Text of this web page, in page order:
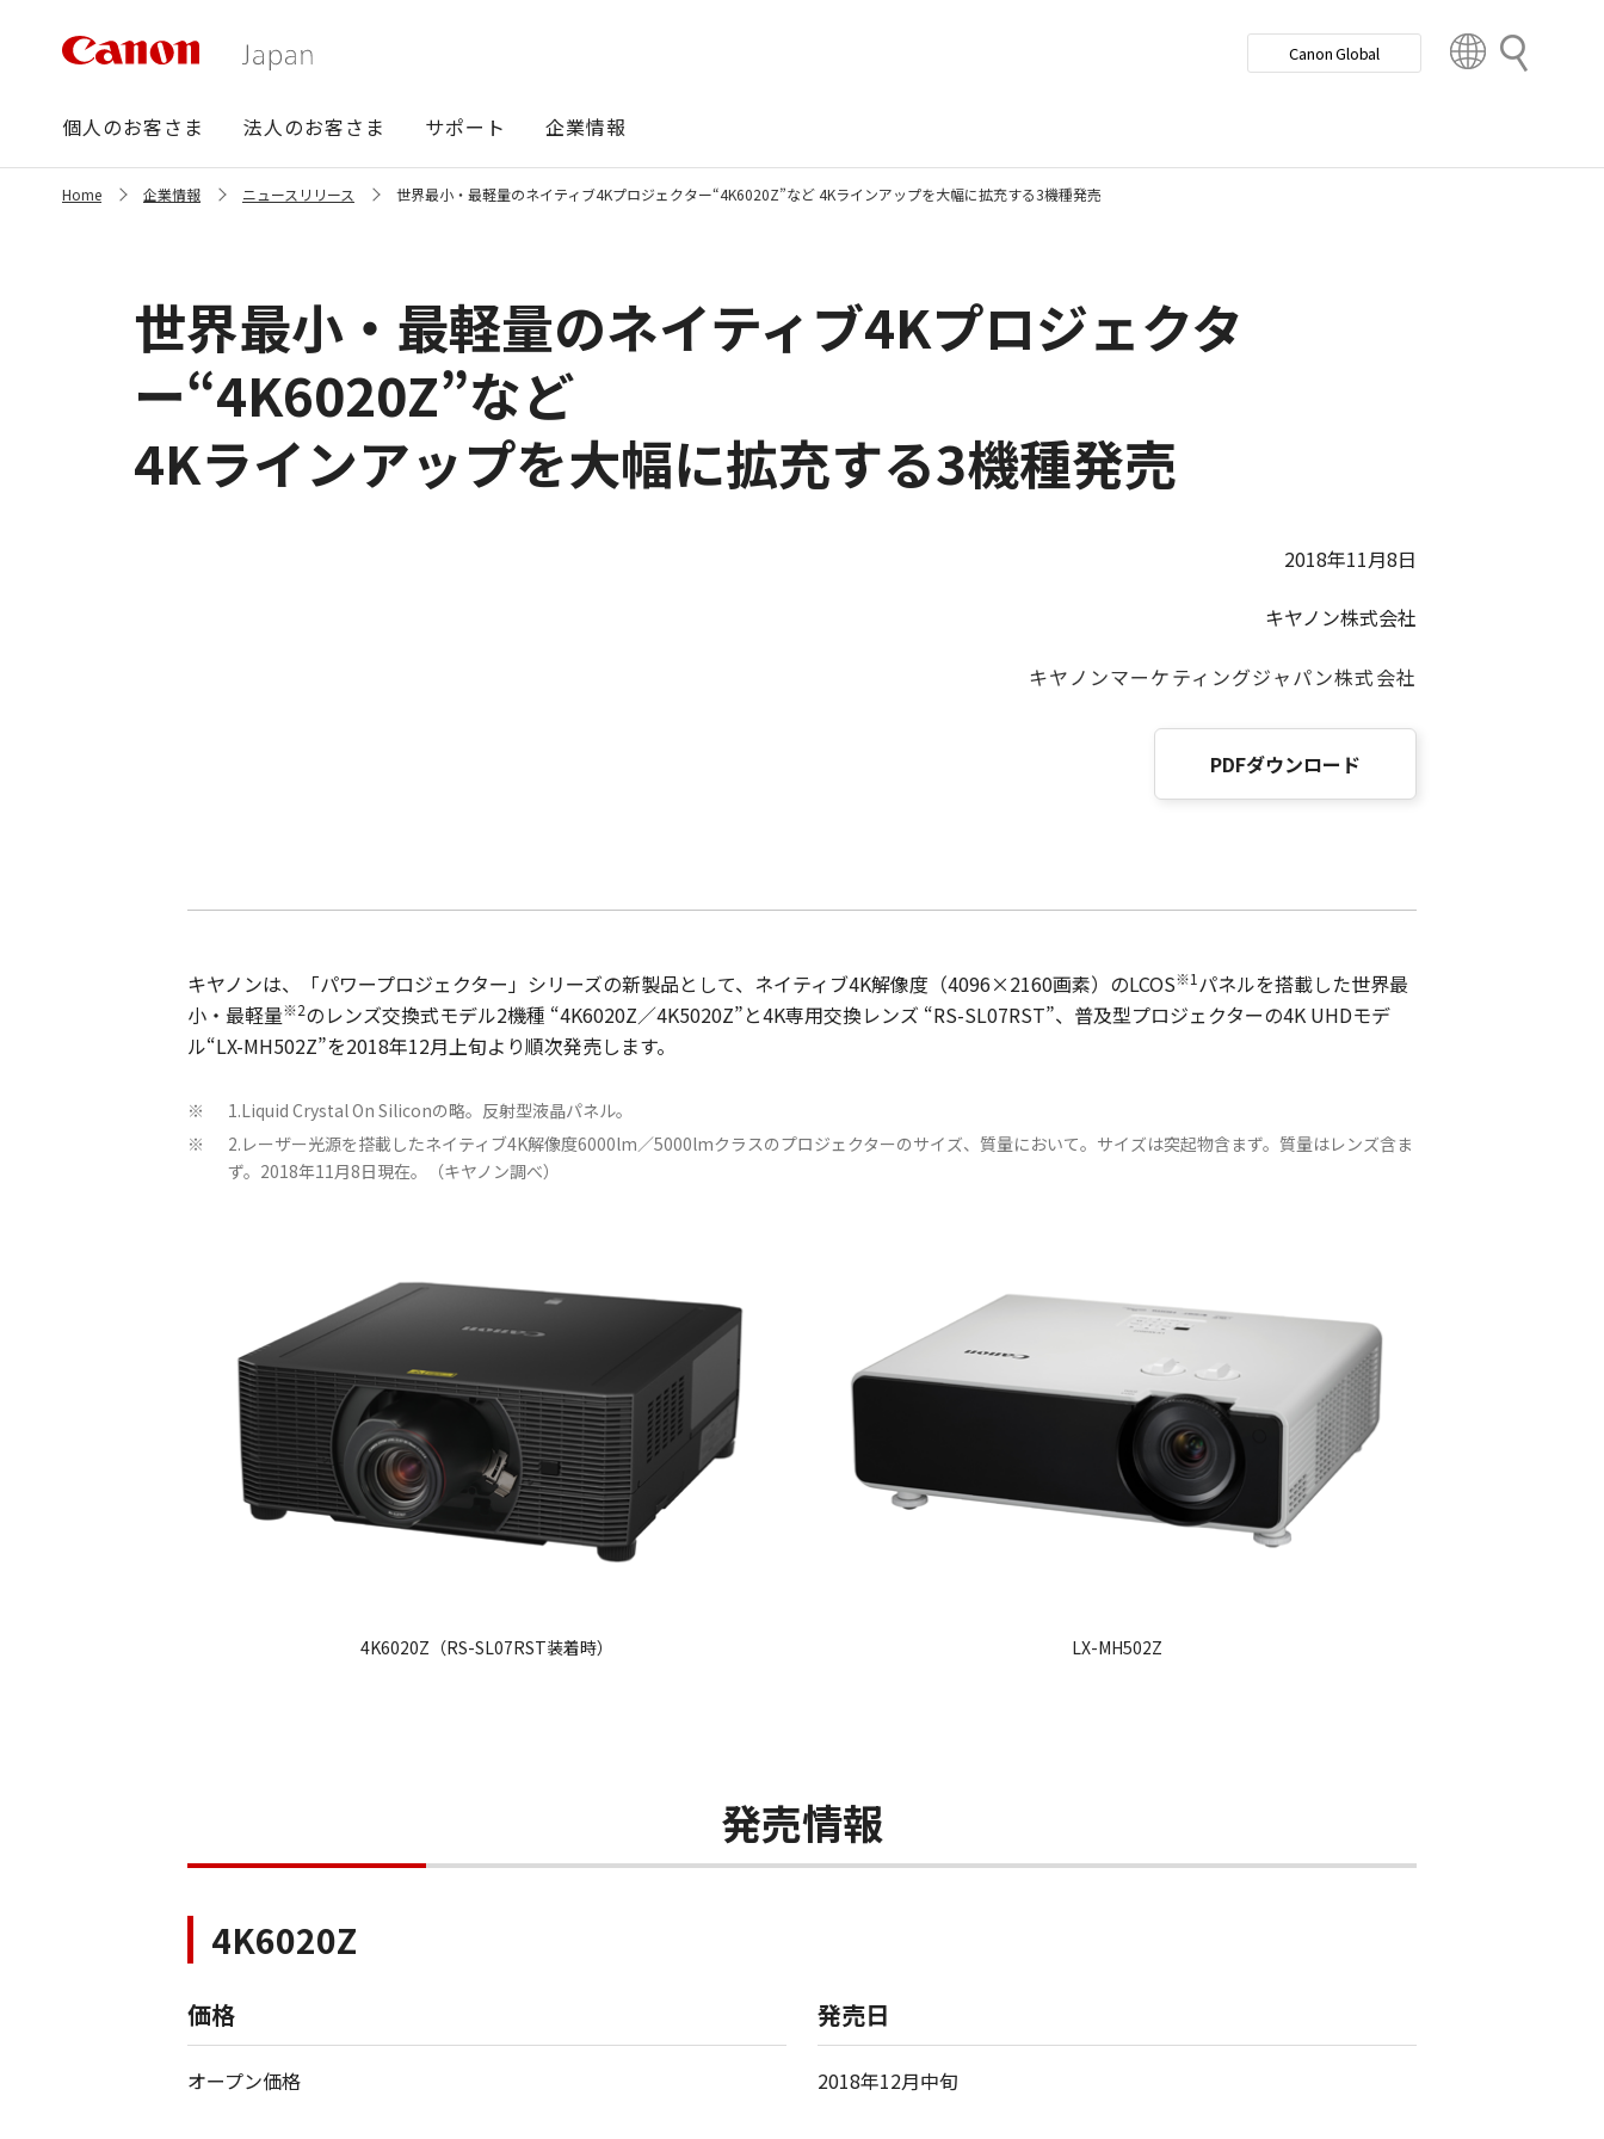
検
グ
ロ
ー
バ
個人のお客さま 法人のお客さま サポート 企業情報
Canon Global
t
Home 企業情報 ニュースリリース 世界最小・最軽量のネイティブ4Kプロジェクター“4K6020Z”など 4Kラインアップを大幅に拡充する3機種発売
世界最小・最軽量のネイティブ4Kプロジェクタ
ー“4K6020Z”など
4Kラインアップを大幅に拡充する3機種発売
2018年11月8日
キヤノン株式会社
キヤノンマーケティングジャパン株式会社
PDFダウンロード
キヤノンは、「パワープロジェクター」シリーズの新製品として、ネイティブ4K解像度（4096×2160画素）のLCOS※1 パネルを搭載した世界最
小・最軽量※2のレンズ交換式モデル2機種 “4K6020Z／4K5020Z”と4K専用交換レンズ “RS-SL07RST”、普及型プロジェクターの4K UHDモデ
ル“LX-MH502Z”を2018年12月上旬より順次発売します。
※ 1.Liquid Crystal On Siliconの略。反射型液晶パネル。
※
2.レーザー光源を搭載したネイティブ4K解像度6000lm／5000lmクラスのプロジェクターのサイズ、質量において。サイズは突起物含まず。質量はレンズ含ま
ず。2018年11月8日現在。（キヤノン調べ）
4K6020Z（RS-SL07RST装着時） LX-MH502Z
発売情報
4K6020Z
価格
オープン価格
発売日
2018年12月中旬